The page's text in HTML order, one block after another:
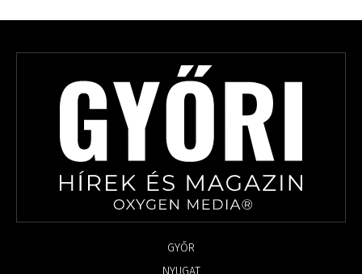
GYŐR